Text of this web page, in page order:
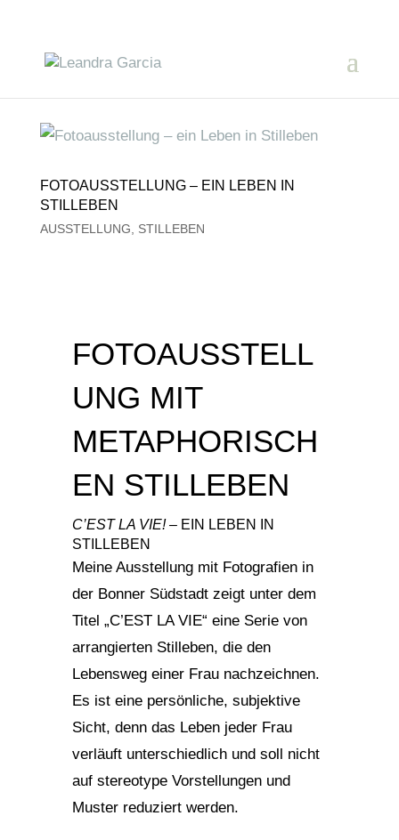
FOTOAUSSTELLUNG – EIN LEBEN IN
STILLEBEN
AUSSTELLUNG STILLEBEN
FOTOAUSSTELL
UNG MIT
METAPHORISCH
EN STILLEBEN
C’EST LA VIE! – EIN LEBEN IN
STILLEBEN
Meine Ausstellung mit Fotografien in
der Bonner Südstadt zeigt unter dem
Titel „C’EST LA VIE“ eine Serie von
arrangierten Stilleben, die den
Lebensweg einer Frau nachzeichnen.
Es ist eine persönliche, subjektive
Sicht, denn das Leben jeder Frau
verläuft unterschiedlich und soll nicht
auf stereotype Vorstellungen und
Muster reduziert werden.